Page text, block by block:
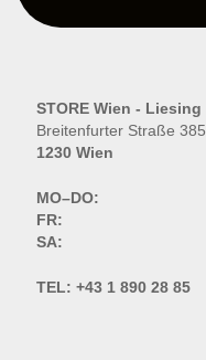
STORE Wien - Liesing
Breitenfurter Straße 385
1230 Wien
MO–DO:
FR:
SA:
TEL: +43 1 890 28 85